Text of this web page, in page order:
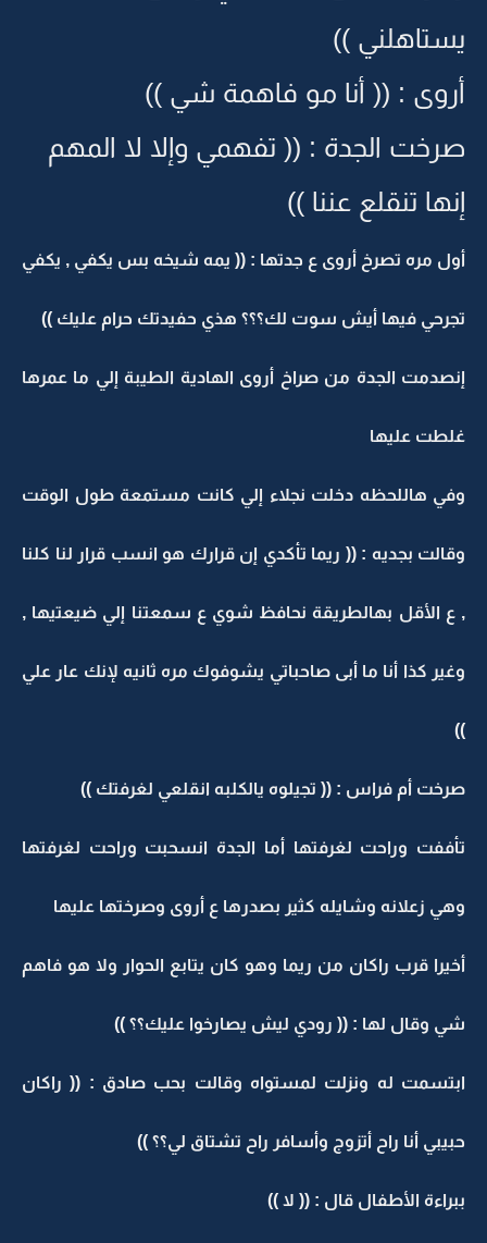
يستاهلني ))
أروى : (( أنا مو فاهمة شي ))
صرخت الجدة : (( تفهمي وإلا لا المهم
إنها تنقلع عننا ))
أول مره تصرخ أروى ع جدتها : (( يمه شيخه بس يكفي , يكفي
تجرحي فيها أيش سوت لك؟؟؟ هذي حفيدتك حرام عليك ))
إنصدمت الجدة من صراخ أروى الهادية الطيبة إلي ما عمرها
غلطت عليها
وفي هاللحظه دخلت نجلاء إلي كانت مستمعة طول الوقت
وقالت بجديه : (( ريما تأكدي إن قرارك هو انسب قرار لنا كلنا
, ع الأقل بهالطريقة نحافظ شوي ع سمعتنا إلي ضيعتيها ,
وغير كذا أنا ما أبى صاحباتي يشوفوك مره ثانيه لإنك عار علي
))
صرخت أم فراس : (( تجيلوه يالكلبه انقلعي لغرفتك ))
تأففت وراحت لغرفتها أما الجدة انسحبت وراحت لغرفتها
وهي زعلانه وشايله كثير بصدرها ع أروى وصرختها عليها
أخيرا قرب راكان من ريما وهو كان يتابع الحوار ولا هو فاهم
شي وقال لها : (( رودي ليش يصارخوا عليك؟؟ ))
ابتسمت له ونزلت لمستواه وقالت بحب صادق : (( راكان
حبيبي أنا راح أتزوج وأسافر راح تشتاق لي؟؟ ))
ببراءة الأطفال قال : (( لا ))